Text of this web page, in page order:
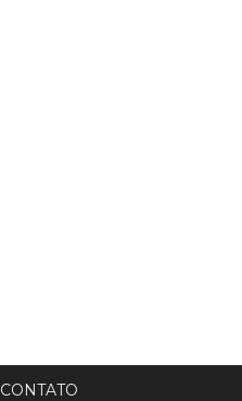
CONTATO